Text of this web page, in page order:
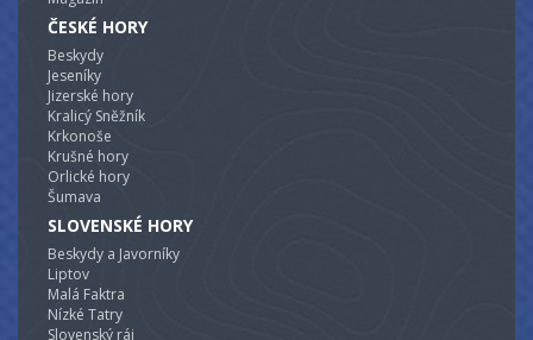
ČESKÉ HORY
Beskydy
Jeseníky
Jizerské hory
Kralicý Sněžník
Krkonoše
Krušné hory
Orlické hory
Šumava
SLOVENSKÉ HORY
Beskydy a Javorníky
Liptov
Malá Faktra
Nízké Tatry
Slovenský ráj